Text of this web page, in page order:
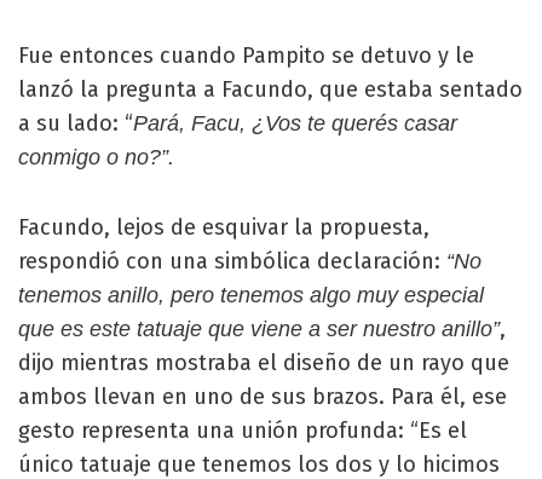
Fue entonces cuando Pampito se detuvo y le
lanzó la pregunta a Facundo, que estaba sentado
a su lado: “Pará, Facu, ¿Vos te querés casar
conmigo o no?”.
Facundo, lejos de esquivar la propuesta,
respondió con una simbólica declaración: “No
tenemos anillo, pero tenemos algo muy especial
que es este tatuaje que viene a ser nuestro anillo”,
dijo mientras mostraba el diseño de un rayo que
ambos llevan en uno de sus brazos. Para él, ese
gesto representa una unión profunda: “Es el
único tatuaje que tenemos los dos y lo hicimos